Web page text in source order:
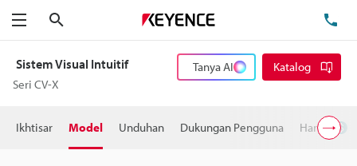
Menu
Sistem Visual Intuitif
Seri CV-X
Tanya AI Katalog
Ikhtisar Model Unduhan Dukungan Pengguna Harga